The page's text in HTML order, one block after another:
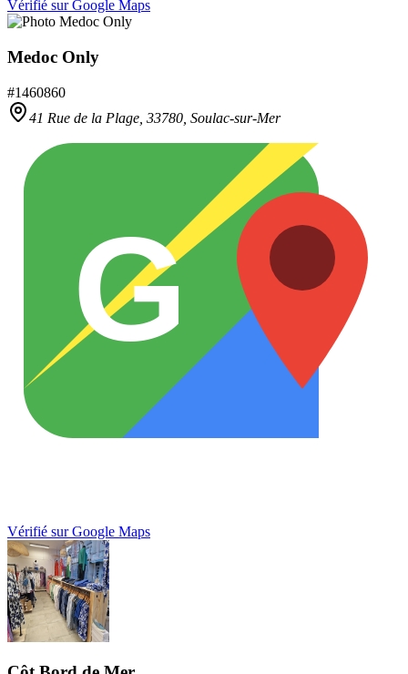
Vérifié sur Google Maps
Medoc Only
#1460860
41 Rue de la Plage, 33780 Soulac-sur-Mer
G
Vérifié sur Google Maps